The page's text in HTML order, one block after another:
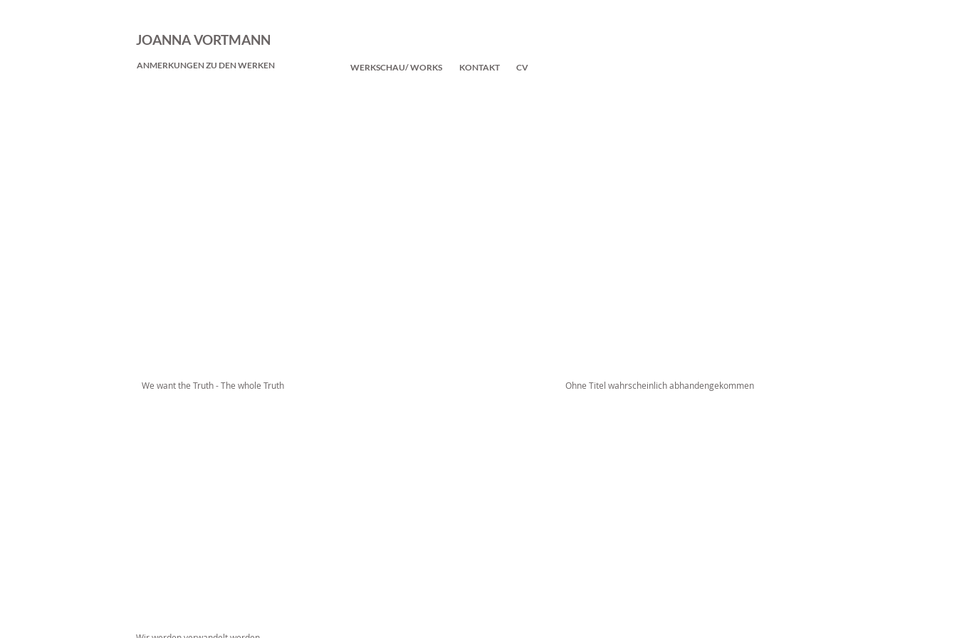
JOANNA VORTMANN
ANMERKUNGEN ZU DEN WERKEN
We want the Truth - The whole Truth Ohne Titel wahrscheinlich abhandengekommen
WERKSCHAU/ WORKS KONTAKT CV